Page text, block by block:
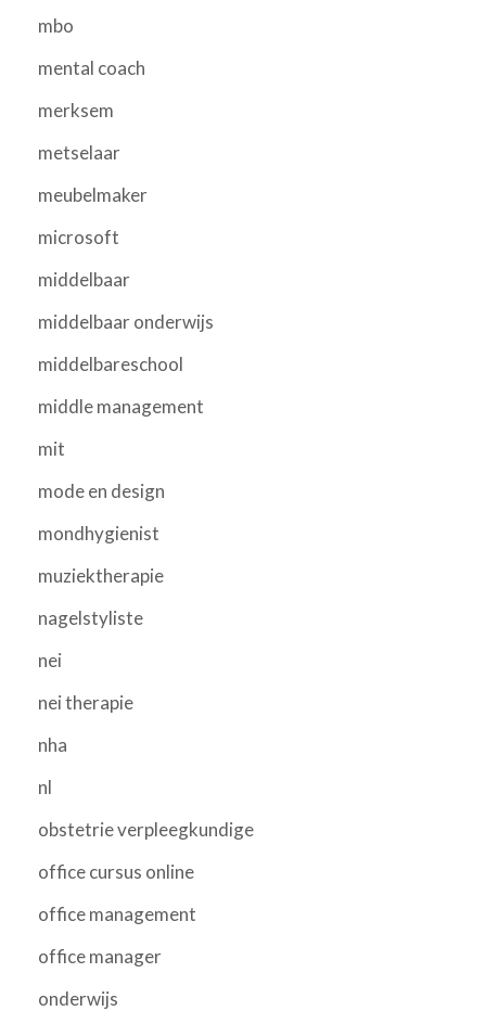
mbo
mental coach
merksem
metselaar
meubelmaker
microsoft
middelbaar
middelbaar onderwijs
middelbareschool
middle management
mit
mode en design
mondhygienist
muziektherapie
nagelstyliste
nei
nei therapie
nha
nl
obstetrie verpleegkundige
office cursus online
office management
office manager
onderwijs